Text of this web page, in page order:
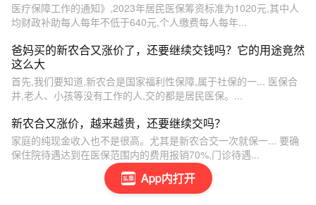
App内打开
医疗保障工作的通知》,2023年居民医保筹资标准为1020元,其中人
均财政补助每人每年不低于640元,个人缴费每人每年...
爸妈买的新农合又涨价了，还要继续交钱吗？它的用途竟然
这么大
首先,我们要知道,新农合是国家福利性保障,属于社保的一... 医保合
并,老人、小孩等没有工作的人,交的都是居民医保。...
新农合又涨价，越来越贵，还要继续交吗？
家庭的纯现金收入也不是很高。尤其是新农合交一次就保一... 要确
保住院待遇达到在医保范围内的费用报销70%,门诊待遇...